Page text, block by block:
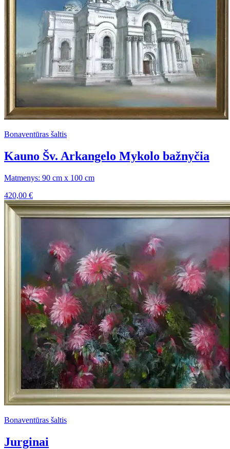
Bonaventūras šaltis
Kauno Šv. Arkangelo Mykolo bažnyčia
Matmenys: 90 cm x 100 cm
420,00 €
Bonaventūras šaltis
Jurginai